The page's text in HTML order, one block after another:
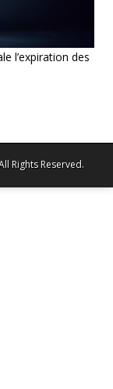
l’expiration des
Rights Reserved.